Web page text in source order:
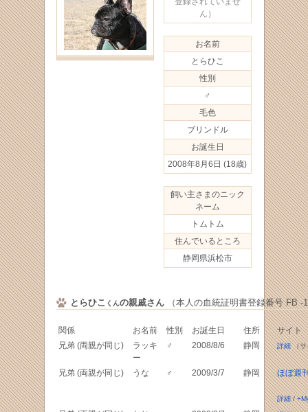
ん）
お名前
とらひこ
性別
♂
毛色
ブリンドル
お誕生日
2008年8月6日 (18歳)
飼い主さまのニック
ネーム
トムトム
住んでいるところ
静岡県浜松市
とらひこ くんの親戚さん（本人の血統証明書登録番号 FB -
関係 お名前 性別 お誕生日 住所
サイト
兄弟 (両親が同じ)
ラッキ
ー
♂ 2008/8/6 静岡 詳細（サ
兄弟 (両親が同じ) うな ♂ 2009/3/7 静岡 ほぼ週
詳細/